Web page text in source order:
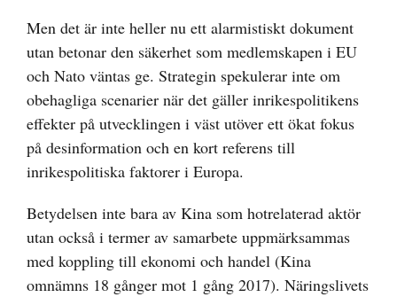
Men det är inte heller nu ett alarmistiskt dokument
utan betonar den säkerhet som medlemskapen i EU
och Nato väntas ge. Strategin spekulerar inte om
obehagliga scenarier när det gäller inrikespolitikens
effekter på utvecklingen i väst utöver ett ökat fokus
på desinformation och en kort referens till
inrikespolitiska faktorer i Europa.
Betydelsen inte bara av Kina som hotrelaterad aktör
utan också i termer av samarbete uppmärksammas
med koppling till ekonomi och handel (Kina
omnämns 18 gånger mot 1 gång 2017). Näringslivets